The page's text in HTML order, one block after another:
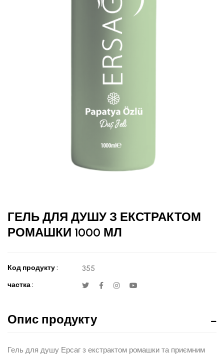
ГЕЛЬ ДЛЯ ДУШУ З ЕКСТРАКТОМ
РОМАШКИ 1000 МЛ
Код продукту : 355
частка :
Опис продукту
Гель для душу Ерсаг з екстрактом ромашки та приємним